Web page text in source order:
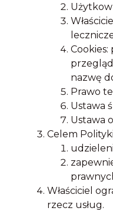
nazwę
Prawo
Ustawa
Ustawa
Celem
Właściciel
rzecz usług.